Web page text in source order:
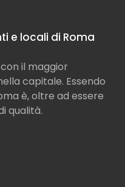
e locali di Roma
il maggior
capitale. Essendo
è, oltre ad essere
qualità.